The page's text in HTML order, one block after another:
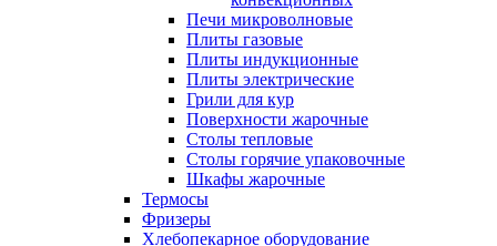
Печи микроволновые
Плиты газовые
Плиты индукционные
Плиты электрические
Грили для кур
Поверхности жарочные
Столы тепловые
Столы горячие упаковочные
Шкафы жарочные
Термосы
Фризеры
Хлебопекарное оборудование